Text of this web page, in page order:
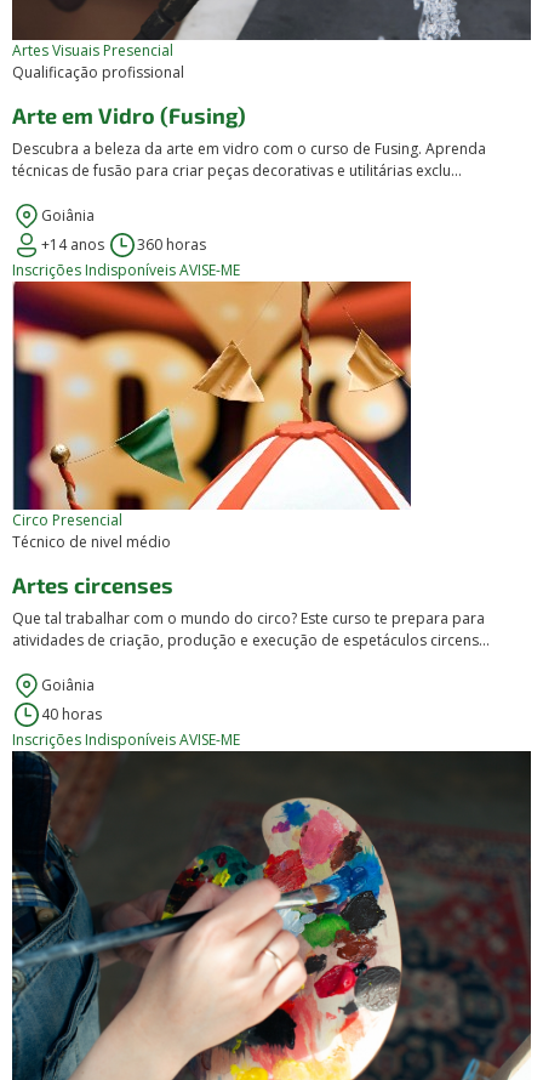
Artes Visuais Presencial
Qualificação profissional
Arte em Vidro (Fusing)
Descubra a beleza da arte em vidro com o curso de Fusing. Aprenda
técnicas de fusão para criar peças decorativas e utilitárias exclu...
Goiânia
+14 anos
360 horas
Inscrições IndisponíveisAVISE-ME
Circo Presencial
Técnico de nivel médio
Artes circenses
Que tal trabalhar com o mundo do circo? Este curso te prepara para
atividades de criação, produção e execução de espetáculos circens...
Goiânia
40 horas
Inscrições IndisponíveisAVISE-ME